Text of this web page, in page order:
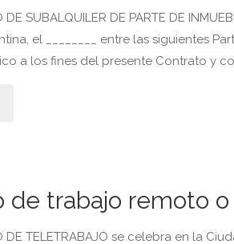
DE SUBALQUILER DE PARTE DE
el ________ entre las siguientes
a los fines del presente Contrato y
de trabajo remoto
DE TELETRABAJO se celebra en la